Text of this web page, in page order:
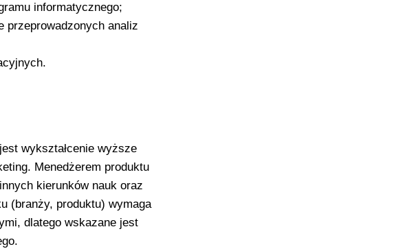
informatycznego;
przeprowadzonych analiz
wykształcenie wyższe
Menedżerem produktu
kierunków nauk oraz
(branży, produktu) wymaga
dlatego wskazane jest